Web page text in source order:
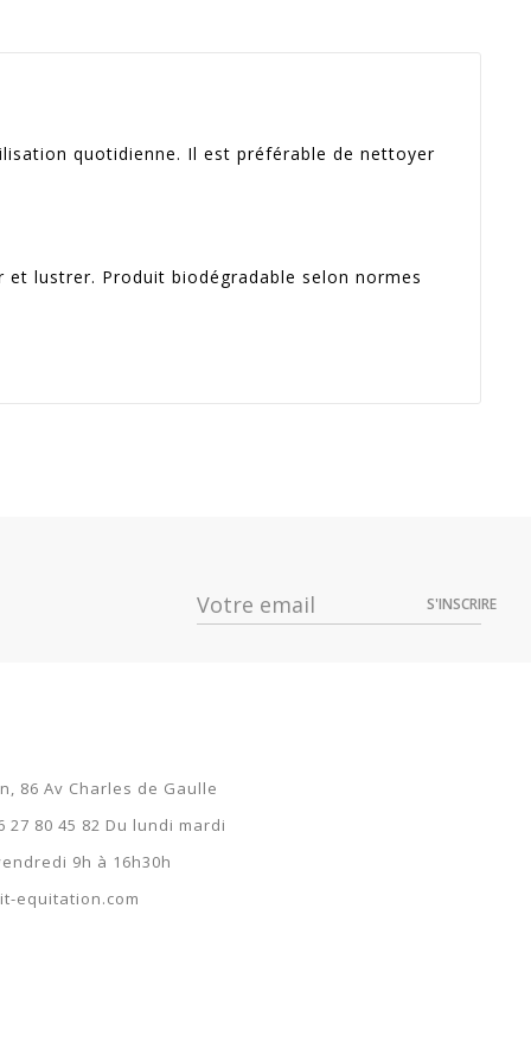
quotidienne. Il est préférable de nettoyer
et lustrer. Produit biodégradable selon normes
S'INSCRIRE
86 Av Charles de Gaulle
27 80 45 82 Du lundi mardi
9h à 16h30h
equitation.com